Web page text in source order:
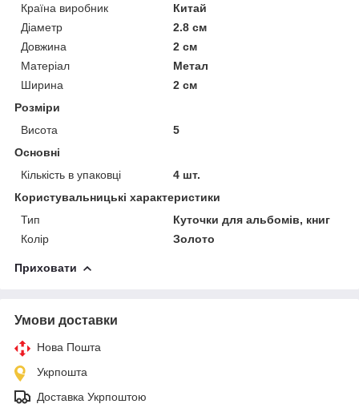
Країна виробник
Китай
Діаметр
2.8 см
Довжина
2 см
Матеріал
Метал
Ширина
2 см
Розміри
Висота
5
Основні
Кількість в упаковці
4 шт.
Користувальницькі характеристики
Тип
Куточки для альбомів, книг
Колір
Золото
Приховати
Умови доставки
Нова Пошта
Укрпошта
Доставка Укрпоштою